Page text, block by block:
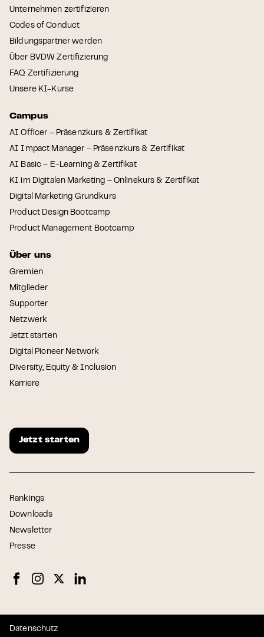
Unternehmen zertifizieren
Codes of Conduct
Bildungspartner werden
Über BVDW Zertifizierung
FAQ Zertifizierung
Unsere KI-Kurse
Campus
AI Officer – Präsenzkurs & Zertifikat
AI Impact Manager – Präsenzkurs & Zertifikat
AI Basic – E-Learning & Zertifikat
KI im Digitalen Marketing – Onlinekurs & Zertifikat
Digital Marketing Grundkurs
Product Design Bootcamp
Product Management Bootcamp
Über uns
Gremien
Mitglieder
Supporter
Netzwerk
Jetzt starten
Digital Pioneer Network
Diversity, Equity & Inclusion
Karriere
Jetzt starten
Rankings
Downloads
Newsletter
Presse
Datenschutz